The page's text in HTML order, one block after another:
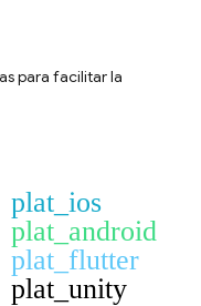
para facilitar la
plat_ios
plat_android
plat_flutter
plat_unity